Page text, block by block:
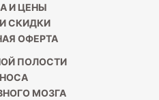
И ЦЕНЫ
СКИДКИ
ОФЕРТА
ПОЛОСТИ
МОЗГА